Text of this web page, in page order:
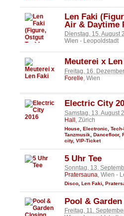
Len Faki
Air & Daytime
Dienstag, 15. August
Wien - Leopoldstadt
Meuterei x
Freitag, 16.
Forelle , Wien
Electric City
Samstag, 13. August
Hall , Zürich
House Electronic
Tanzmusik Dancefloor,
city, VIP-Ticket
5 Uhr Tee
Sonntag, 13.
Pratersauna, Wien -
Disco Len Faki
Pool &
Freitag, 11.